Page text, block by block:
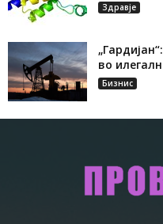
Здравје
во
Бизнис